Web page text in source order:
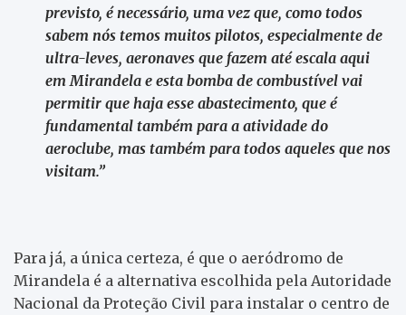
previsto, é necessário, uma vez que, como todos
sabem nós temos muitos pilotos, especialmente de
ultra-leves, aeronaves que fazem até escala aqui
em Mirandela e esta bomba de combustível vai
permitir que haja esse abastecimento, que é
fundamental também para a atividade do
aeroclube, mas também para todos aqueles que nos
visitam.”
Para já, a única certeza, é que o aeródromo de
Mirandela é a alternativa escolhida pela Autoridade
Nacional da Proteção Civil para instalar o centro de